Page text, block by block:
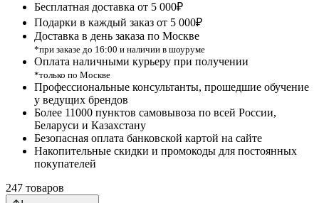
Бесплатная доставка от 5 000₽
Подарки в каждый заказ от 5 000₽
Доставка в день заказа по Москве
*при заказе до 16:00 и наличии в шоуруме
Оплата наличными курьеру при получении
*только по Москве
Профессиональные консультанты, прошедшие обучение
у ведущих брендов
Более 11000 пунктов самовывоза по всей России,
Беларуси и Казахстану
Безопасная оплата банковской картой на сайте
Накопительные скидки и промокоды для постоянных
покупателей
247 товаров